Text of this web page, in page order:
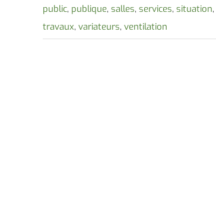
public, publique, salles, services, situation,
travaux, variateurs, ventilation